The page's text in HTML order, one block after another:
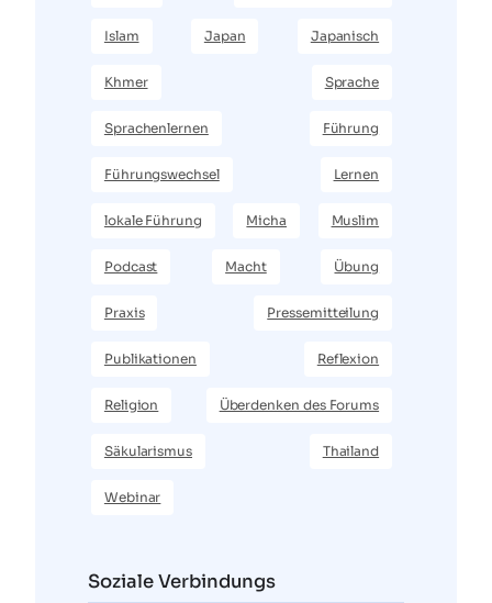
Islam Japan Japanisch
Khmer Sprache
Sprachenlernen Führung
Führungswechsel Lernen
lokale Führung Micha Muslim
Podcast Macht Übung
Praxis Pressemitteilung
Publikationen Reflexion
Religion Überdenken des Forums
Säkularismus Thailand
Webinar
Soziale Verbindungs